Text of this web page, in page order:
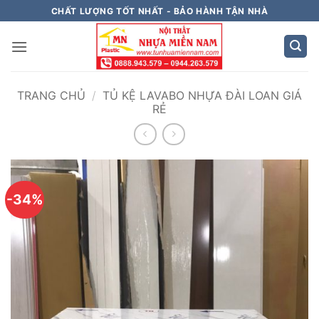
qua
nội
CHẤT LƯỢNG TỐT NHẤT - BẢO HÀNH TẬN NHÀ
TRANG CHỦ / TỦ KỆ LAVABO NHỰA ĐÀI LOAN GIÁ
RẺ
-34%